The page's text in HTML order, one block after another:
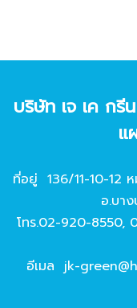
บริษัท เจ เค ก
แ
ที่อยู่ 136/11-10-12
อ.บา
โทร.02-920-8550,
อีเมล jk-